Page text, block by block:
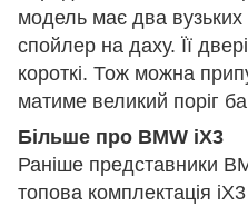
модель має два вузьких
спойлер на даху. Її
короткі. Тож можна
матиме великий поріг
Більше про BMW iX3
Раніше представники
топова комплектація